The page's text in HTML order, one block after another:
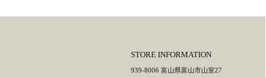
STORE INFORMATION
939-8006 富山県富山市山室27